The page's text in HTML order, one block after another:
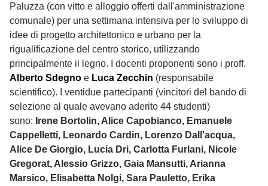
Paluzza (con vitto e alloggio offerti dall'amministrazione
comunale) per una settimana intensiva per lo sviluppo di
idee di progetto architettonico e urbano per la
rigualificazione del centro storico, utilizzando
principalmente il legno. I docenti proponenti sono i proff.
Alberto Sdegno e Luca Zecchin (responsabile
scientifico). I ventidue partecipanti (vincitori del bando di
selezione al quale avevano aderito 44 studenti)
sono: Irene Bortolin, Alice Capobianco, Emanuele
Cappelletti, Leonardo Cardin, Lorenzo Dall'acqua,
Alice De Giorgio, Lucia Dri, Carlotta Furlani, Nicole
Gregorat, Alessio Grizzo, Gaia Mansutti, Arianna
Marsico, Elisabetta Nolgi, Sara Pauletto, Erika